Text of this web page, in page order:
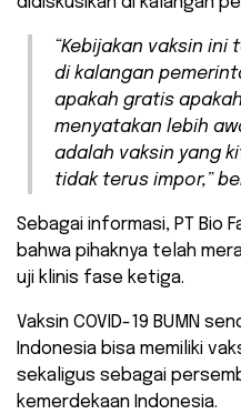
“Kebijakan vaksin
di kalangan
apakah gratis
menyatakan lebih
adalah vaksin yang
tidak terus impor,”
Sebagai informasi, PT Bio
bahwa pihaknya telah
uji klinis fase ketiga.
Vaksin COVID-19 BUMN
Indonesia bisa memiliki
sekaligus sebagai
kemerdekaan Indonesia.